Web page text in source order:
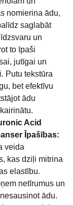
nomierina ādu,
saglabāt
un
to īpaši
jutīgai un
Putu tekstūra
bet efektīvu
ādu
Acid
Īpašības:
veida
kas dziļi mitrina
elastību.
netīrumus un
ādu.